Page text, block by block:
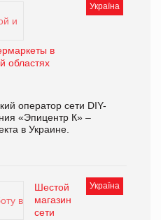
Україна
в
областях
оператор сети DIY-
«Эпицентр К» –
в Украине.
Україна
Шестой
магазин
сети